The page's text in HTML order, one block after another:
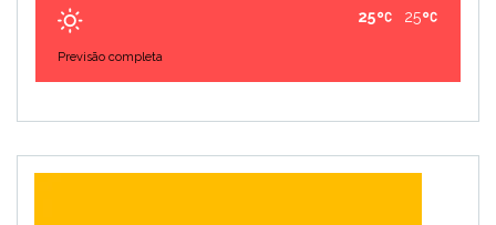
25
25
Previsão completa